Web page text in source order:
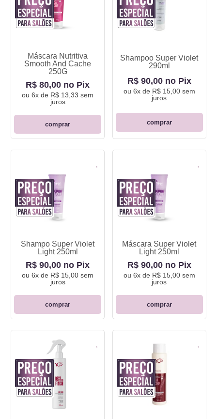
Máscara Nutritiva
Smooth And Cache
250G
R$ 80,00 no Pix
ou6x de R$ 13,33 sem
juros
comprar
Shampoo Super Violet
290ml
R$ 90,00 no Pix
ou 6x de R$ 15,00sem
juros
comprar
Shampo Super Violet
Light 250ml
R$ 90,00 no Pix
ou6x de R$ 15,00 sem
juros
comprar
Máscara Super Violet
Light 250ml
R$ 90,00 no Pix
ou 6x de R$ 15,00sem
juros
comprar